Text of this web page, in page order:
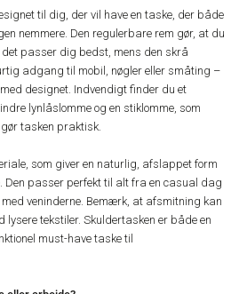
til dig, der vil have en taske, der både
nemmere. Den regulerbare rem gør, at du
passer dig bedst, mens den skrå
adgang til mobil, nøgler eller småting –
designet. Indvendigt finder du et
lynlåslomme og en stiklomme, som
tasken praktisk.
som giver en naturlig, afslappet form
Den passer perfekt til alt fra en casual dag
veninderne. Bemærk, at afsmitning kan
lysere tekstiler. Skuldertasken er både en
must-have taske til